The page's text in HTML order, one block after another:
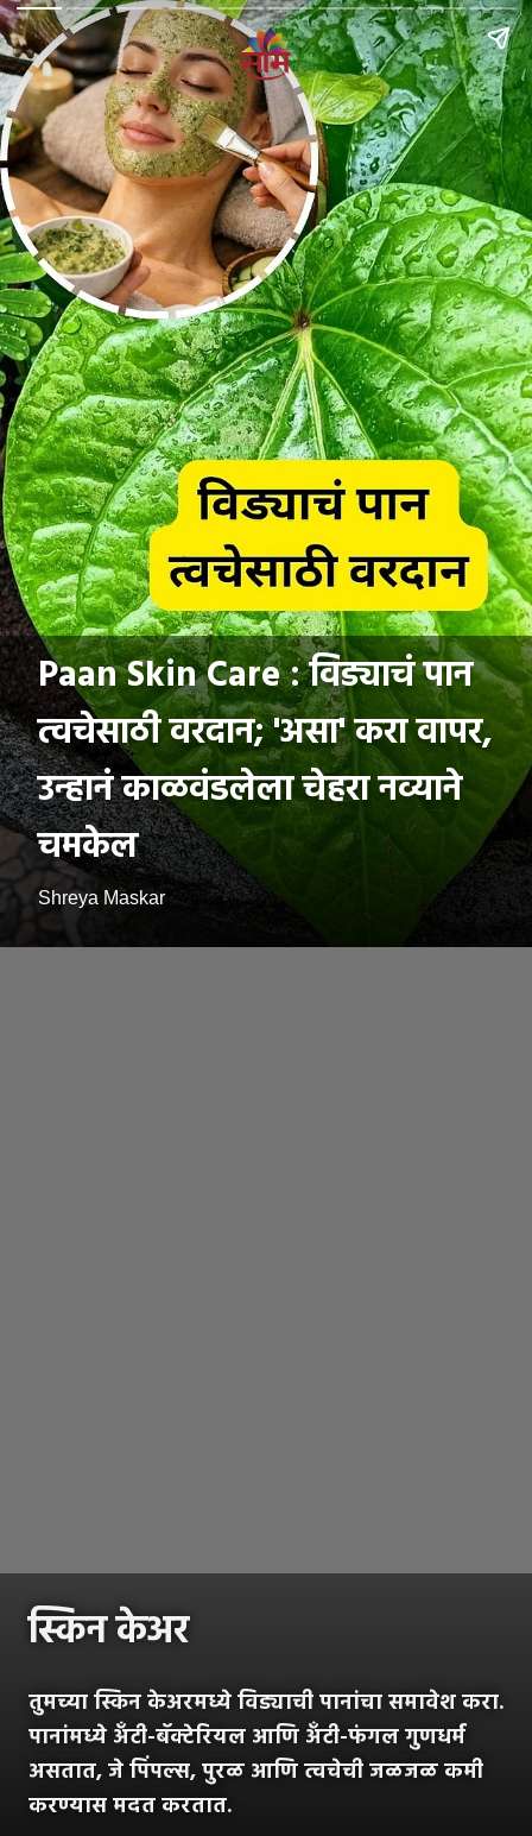
Paan Skin Care : विड्याचं पान
त्वचेसाठी वरदान; 'असा' करा वापर,
उन्हानं काळवंडलेला चेहरा नव्याने
चमकेल
Shreya Maskar
स्किन केअर
तुमच्या स्किन केअरमध्ये विड्याची पानांचा समावेश करा.
पानांमध्ये अँटी-बॅक्टेरियल आणि अँटी-फंगल गुणधर्म
असतात, जे पिंपल्स, पुरळ आणि त्वचेची जळजळ कमी
करण्यास मदत करतात.